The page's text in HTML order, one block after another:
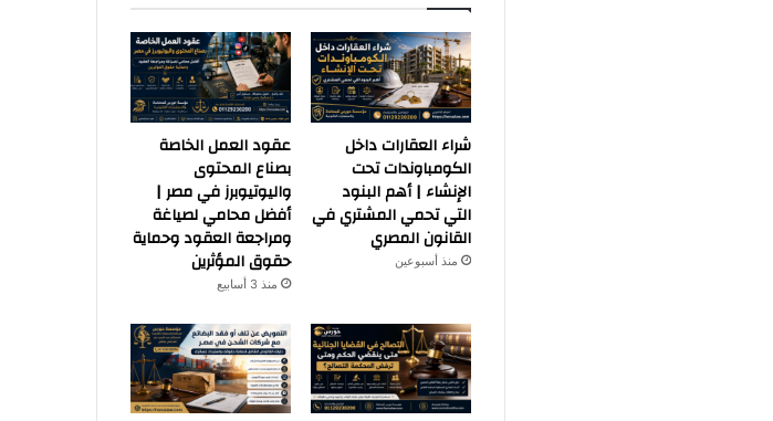
شراء العقارات داخل
الكومباوندات تحت
الإنشاء | أهم البنود
التي تحمي المشتري في
القانون المصري
منذ أسبوعين
عقود العمل الخاصة
بصناع المحتوى
واليوتيوبرز في مصر |
أفضل محامي لصياغة
ومراجعة العقود وحماية
حقوق المؤثرين
منذ 3 أسابيع